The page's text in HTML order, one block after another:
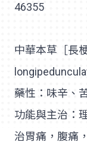
46355
中華本草［長
藥性：味辛、
功能與主治：
治胃痛，腹痛